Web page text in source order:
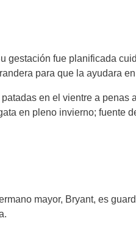
gestación fue planificada
para que la ayudara
en el vientre a
en pleno invierno; fuente
mayor, Bryant, es